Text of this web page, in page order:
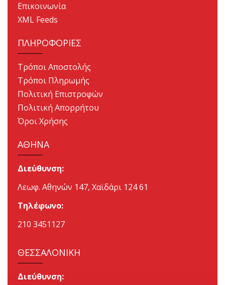
Επικοινωνία
XML Feeds
ΠΛΗΡΟΦΟΡΙΕΣ
Τρόποι Αποστολής
Τρόποι Πληρωμής
Πολιτική Επιστροφών
Πολιτική Απορρήτου
Όροι Χρήσης
ΑΘΗΝΑ
Διεύθυνση:
Λεωφ. Αθηνών 147, Χαϊδάρι 124 61
Τηλέφωνο:
210 3451127
ΘΕΣΣΑΛΟΝΙΚΗ
Διεύθυνση: